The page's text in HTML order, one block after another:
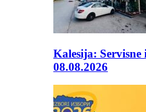
Kalesija:
08.08.2026